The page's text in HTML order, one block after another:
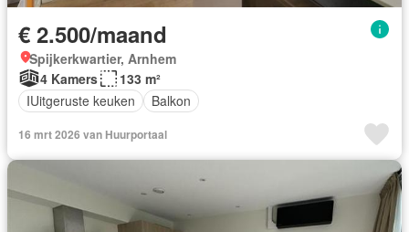
€ 2.500/maand
Spijkerkwartier, Arnhem
4 Kamers
133 m²
IUitgeruste keuken
Balkon
16 mrt 2026 van Huurportaal